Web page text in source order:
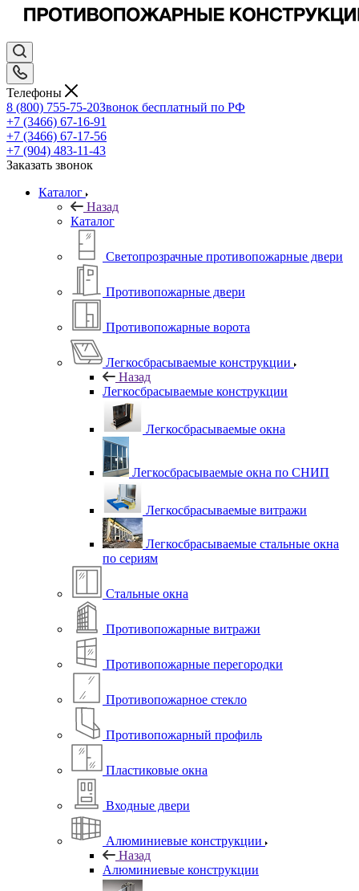
Телефоны
8 (800) 755-75-20Звонок бесплатный по РФ
+7 (3466) 67-16-91
+7 (3466) 67-17-56
+7 (904) 483-11-43
Заказать звонок
Каталог
Назад
Каталог
Светопрозрачные противопожарные двери
Противопожарные двери
Противопожарные ворота
Легкосбрасываемые конструкции
Назад
Легкосбрасываемые конструкции
Легкосбрасываемые окна
Легкосбрасываемые окна по СНИП
Легкосбрасываемые витражи
Легкосбрасываемые стальные окна
по сериям
Стальные окна
Противопожарные витражи
Противопожарные перегородки
Противопожарное стекло
Противопожарный профиль
Пластиковые окна
Входные двери
Алюминиевые конструкции
Назад
Алюминиевые конструкции